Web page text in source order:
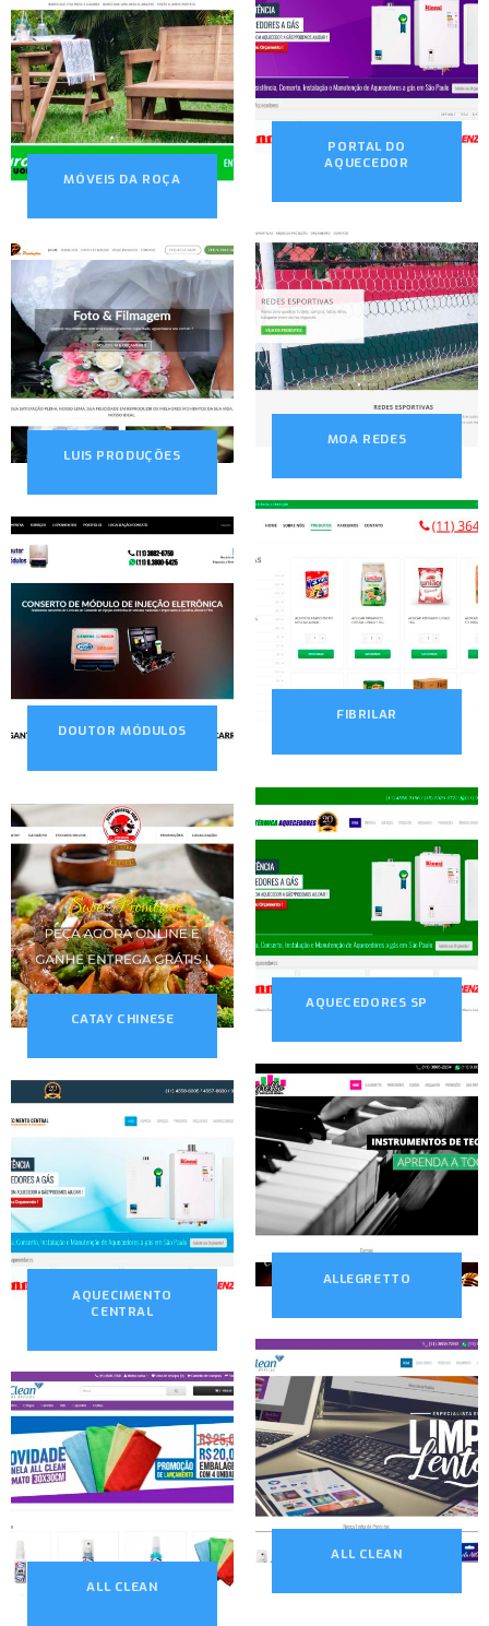
PORTAL DO
AQUECEDOR
MÓVEIS DA ROÇA
MOA REDES
LUIS PRODUÇÕES
FIBRILAR
DOUTOR MÓDULOS
AQUECEDORES SP
CATAY CHINESE
ALLEGRETTO
AQUECIMENTO
CENTRAL
ALL CLEAN
ALL CLEAN